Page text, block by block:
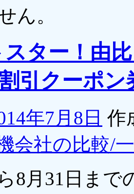
ん。
ター！由
引クーポ
年7月8日 作
会社の比較/
8月31日ま